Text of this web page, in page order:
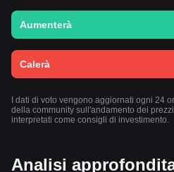
Aumenterà
Calerà
I dati di voto vengono aggiornati ogni 24
della community sull'andamento dei
interpretati come consigli di investimento.
Analisi